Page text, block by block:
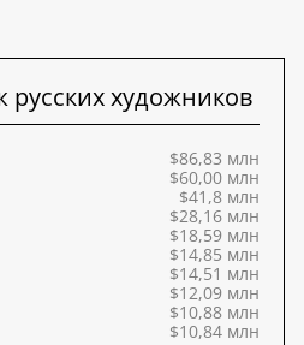
русских художников
$86,83 млн
$60,00 млн
$41,8 млн
$28,16 млн
$18,59 млн
$14,85 млн
$14,51 млн
$12,09 млн
$10,88 млн
$10,84 млн